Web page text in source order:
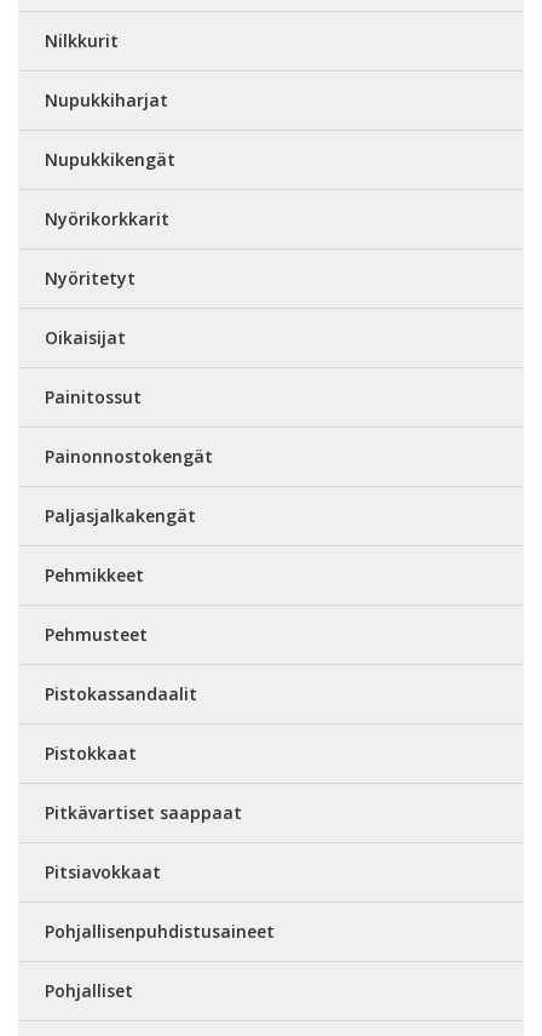
Nilkkurit
Nupukkiharjat
Nupukkikengät
Nyörikorkkarit
Nyöritetyt
Oikaisijat
Painitossut
Painonnostokengät
Paljasjalkakengät
Pehmikkeet
Pehmusteet
Pistokassandaalit
Pistokkaat
Pitkävartiset saappaat
Pitsiavokkaat
Pohjallisenpuhdistusaineet
Pohjalliset